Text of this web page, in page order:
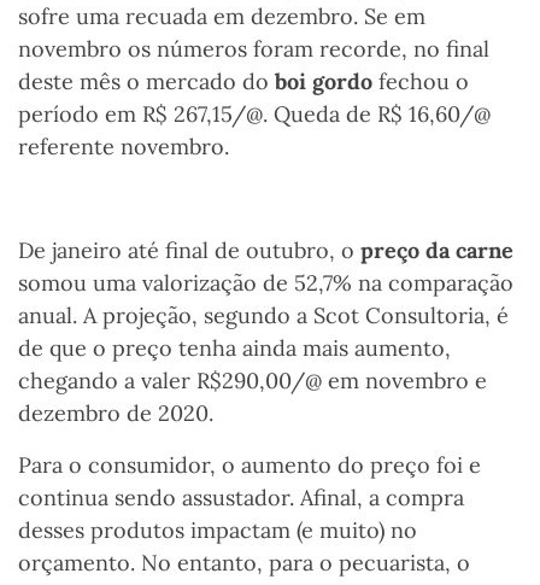
sofre uma recuada em dezembro. Se em
novembro os números foram recorde, no final
deste mês o mercado do boi gordo fechou o
período em R$ 267,15/@. Queda de R$ 16,60/@
referente novembro.
De janeiro até final de outubro, o preço da carne
somou uma valorização de 52,7% na comparação
anual. A projeção, segundo a Scot Consultoria, é
de que o preço tenha ainda mais aumento,
chegando a valer R$290,00/@ em novembro e
dezembro de 2020.
Para o consumidor, o aumento do preço foi e
continua sendo assustador. Afinal, a compra
desses produtos impactam (e muito) no
orçamento. No entanto, para o pecuarista, o